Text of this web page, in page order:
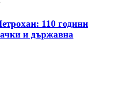
110 години
и държавна